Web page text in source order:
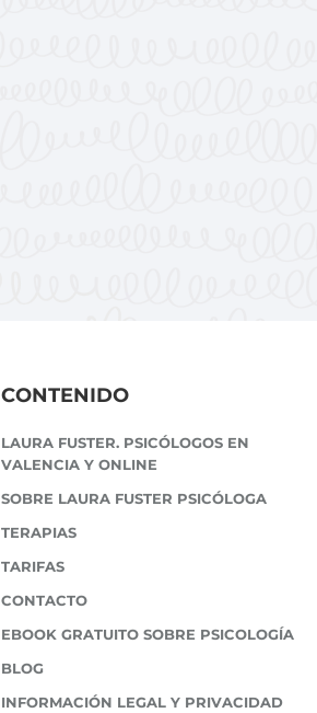
CONTENIDO
LAURA FUSTER. PSICÓLOGOS EN
VALENCIA Y ONLINE
SOBRE LAURA FUSTER PSICÓLOGA
TERAPIAS
TARIFAS
CONTACTO
EBOOK GRATUITO SOBRE PSICOLOGÍA
BLOG
INFORMACIÓN LEGAL Y PRIVACIDAD